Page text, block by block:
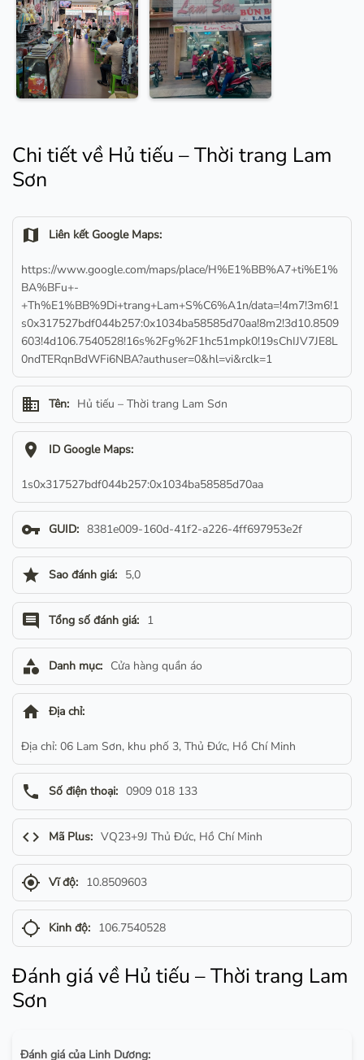
Chi tiết về Hủ tiếu – Thời trang Lam
Sơn
map Liên kết Google Maps:
https://www.google.com/maps/place/H%E1%BB%A7+ti%E1%
BA%BFu+-
+Th%E1%BB%9Di+trang+Lam+S%C6%A1n/data=!4m7!3m6!1
s0x317527bdf044b257:0x1034ba58585d70aa!8m2!3d10.8509
603!4d106.7540528!16s%2Fg%2F1hc51mpk0!19sChIJV7JE8L
0ndTERqnBdWFi6NBA?authuser=0&hl=vi&rclk=1
business Tên: Hủ tiếu – Thời trang Lam Sơn
location_on ID Google Maps:
1s0x317527bdf044b257:0x1034ba58585d70aa
vpn_key GUID: 8381e009-160d-41f2-a226-4ff697953e2f
star Sao đánh giá: 5,0
comment Tổng số đánh giá: 1
category Danh mục: Cửa hàng quần áo
home Địa chỉ:
Địa chỉ: 06 Lam Sơn, khu phố 3, Thủ Đức, Hồ Chí Minh
phone Số điện thoại: 0909 018 133
code Mã Plus: VQ23+9J Thủ Đức, Hồ Chí Minh
gps_fixed Vĩ độ: 10.8509603
gps_not_fixed Kinh độ: 106.7540528
Đánh giá về Hủ tiếu – Thời trang Lam
Sơn
Đánh giá của Linh Dương: